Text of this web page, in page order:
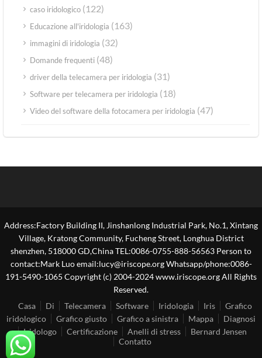
caso iridologico (122)
Educazione all'iridologia (163)
immagini di iridologia (32)
Domande frequenti (48)
driver della telecamera per iridologia (31)
Software per telecamera per iridologia (18)
Video del software della fotocamera per iridologia (47)
Address:Factory Building II, Jinshanlong Industrial Park, No.1, Xintang
Village, Kratong Community, Fucheng Street, Longhua District
shenzhen, 518000 GD,China TEL:0086-0755-888-56563 Person to
contact:Mark Luo email:lucy@iriscope.org Whatsapp/phone:0086-
191-5490-1065 Copyright (c) 2004-2024 www.iriscope.org All Rights
Reserved.
Casa
Di Telecamera Software Iridologia Iris
Grafico
iridologico
Grafico giusto Grafico a sinistra Mappa
Diagnosi
Iridologo
Certificazione Anelli di stress
Bernard Jensen
Contatto